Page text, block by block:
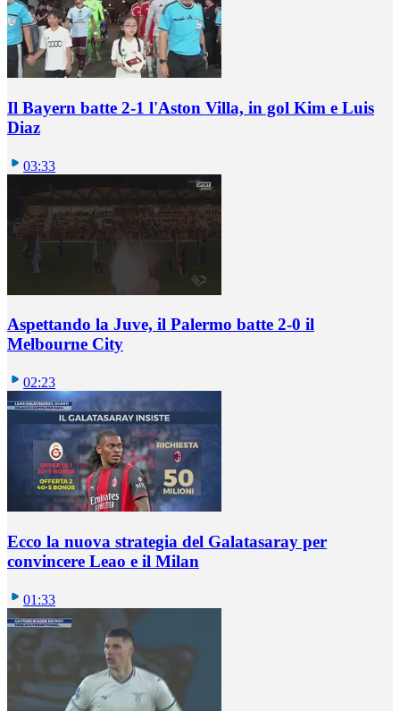
Il Bayern batte 2-1 l'Aston Villa, in gol Kim e Luis
Diaz
03:33
Aspettando la Juve, il Palermo batte 2-0 il
Melbourne City
02:23
Ecco la nuova strategia del Galatasaray per
convincere Leao e il Milan
01:33